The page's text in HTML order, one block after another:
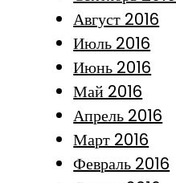
Август 2016
Июль 2016
Июнь 2016
Май 2016
Апрель 2016
Март 2016
Февраль 2016